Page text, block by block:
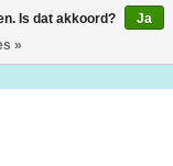
Is dat akkoord?
Ja
»